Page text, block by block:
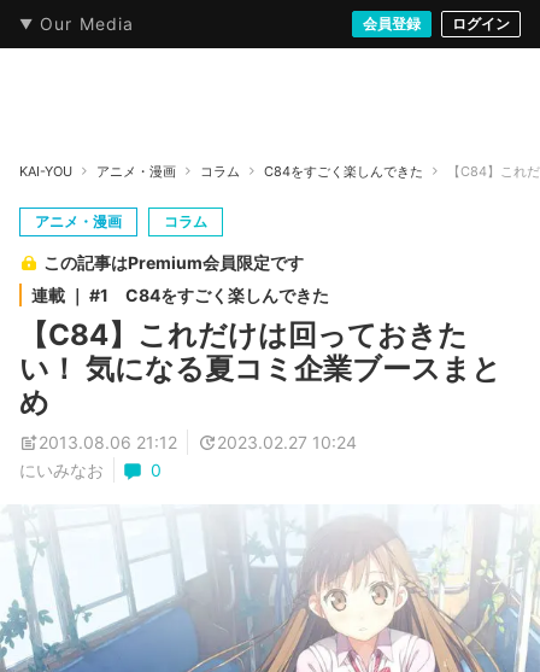
Our Media 会員登録 ログイン
本・文芸 情報化社会 音楽・映像 ゲームストリート
KAI-YOU アニメ・漫画 コラム C84をすごく楽しんできた 【C84】これ
アニメ・漫画 コラム
この記事はPremium会員限定です
連載 ｜ #1 C84をすごく楽しんできた
【C84】これだけは回っておきた
い！ 気になる夏コミ企業ブースまと
め
2013.08.06 21:12
2023.02.27 10:24
にいみなお
0